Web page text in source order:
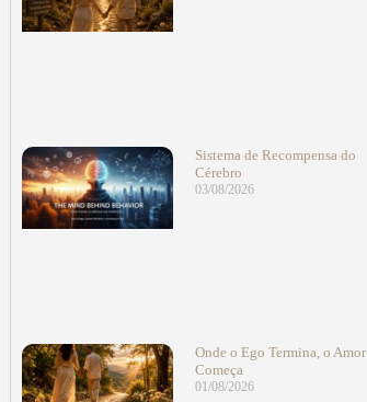
Sistema de Recompensa do
Cérebro
03/08/2026
Onde o Ego Termina, o Amor
Começa
01/08/2026